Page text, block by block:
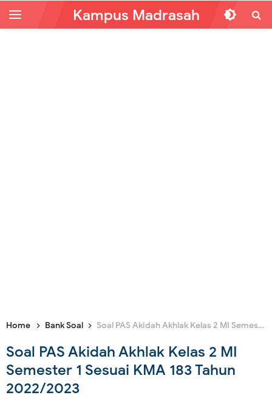
Kampus Madrasah
Home Bank Soal Soal PAS Akidah Akhlak Kelas 2 MI Semester 1 Sesuai KMA 183 Tahun 2022/2023
Soal PAS Akidah Akhlak Kelas 2 MI
Semester 1 Sesuai KMA 183 Tahun
2022/2023